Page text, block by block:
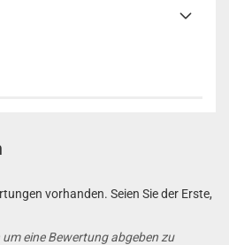
vorhanden. Seien Sie der Erste,
eine Bewertung abgeben zu